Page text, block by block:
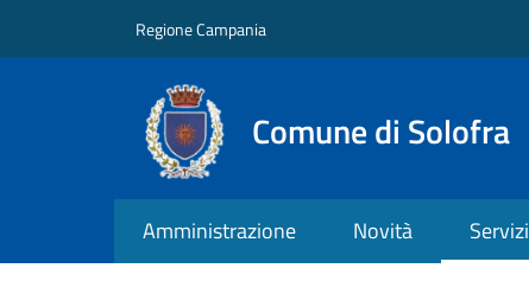
Regione Campania
Comune di Solofra
Amministrazione Novità Servizi